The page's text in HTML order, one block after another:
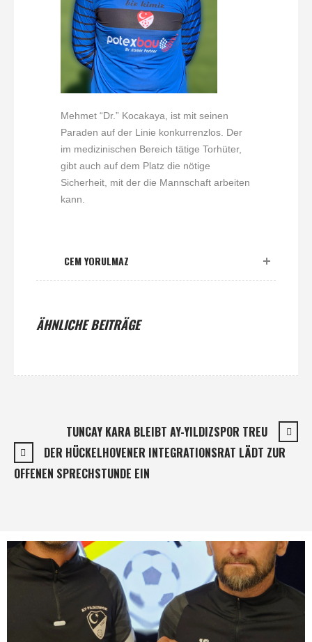
Mehmet “Dr.” Kocakaya, ist mit seinen
Paraden auf der Linie konkurrenzlos. Der
im medizinischen Bereich tätige Torhüter,
gibt auch auf dem Platz die nötige
Sicherheit, mit der die Mannschaft arbeiten
kann.
CEM YORULMAZ
ÄHNLICHE BEITRÄGE
TUNCAY KARA BLEIBT AY-YILDIZSPOR TREU
DER HÜCKELHOVENER INTEGRATIONSRAT LÄDT ZUR
OFFENEN SPRECHSTUNDE EIN